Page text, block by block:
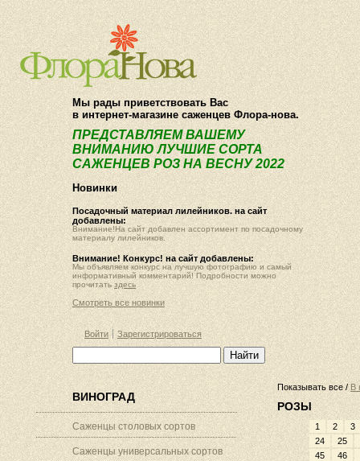
О компании Как купить
Мы рады приветствовать Вас
в интернет-магазине саженцев Флора-нова.
ПРЕДСТАВЛЯЕМ ВАШЕМУ
ВНИМАНИЮ ЛУЧШИЕ СОРТА
САЖЕНЦЕВ РОЗ НА ВЕСНУ 2022
Новинки
Посадочный материал лилейников. на сайт
добавлены:
Внимание!На сайт добавлен ассортимент по посадочному
материалу лилейников.
Внимание! Конкурс! на сайт добавлены:
Мы объявляем конкурс на лучшую фотографию и самый
информативный комментарий! Подробности можно
прочитать здесь
Смотреть все новинки
Войти Зарегистрироваться
ВИНОГРАД
Саженцы столовых сортов
Саженцы универсальных сортов
Показывать все / В
РОЗЫ
1 2
3
24
25
45
46